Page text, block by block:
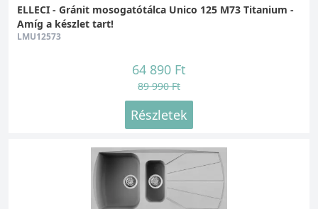
ELLECI - Gránit mosogatótálca Unico 125 M73 Titanium -
Amíg a készlet tart!
LMU12573
64 890 Ft
89 990 Ft
Részletek